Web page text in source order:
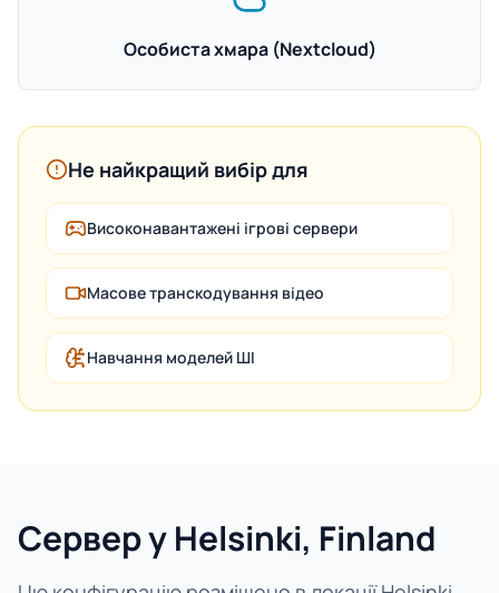
Особиста хмара (Nextcloud)
Не найкращий вибір для
Високонавантажені ігрові сервери
Масове транскодування відео
Навчання моделей ШІ
Сервер у Helsinki, Finland